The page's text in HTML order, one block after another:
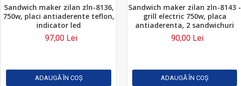
Sandwich maker zilan zln-8136,
750w, placi antiaderente teflon,
indicator led
97,00 Lei
ADAUGĂ ÎN COŞ
Sandwich maker zilan zln-8143 -
grill electric 750w, placa
antiaderenta, 2 sandwichuri
90,00 Lei
ADAUGĂ ÎN COŞ